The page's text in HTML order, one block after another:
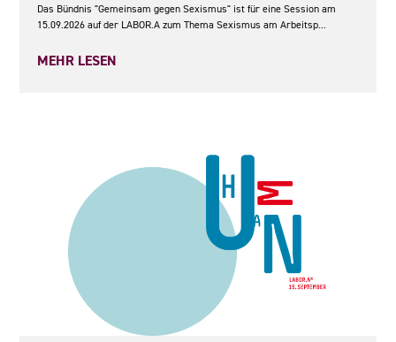
Das Bündnis "Gemeinsam gegen Sexismus" ist für eine Session am
15.09.2026 auf der LABOR.A zum Thema Sexismus am Arbeitsp...
MEHR LESEN